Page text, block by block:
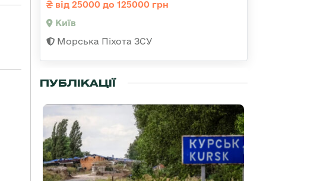
від 25000 до 125000 грн
Київ
Морська Піхота ЗСУ
ПУБЛІКАЦІЇ